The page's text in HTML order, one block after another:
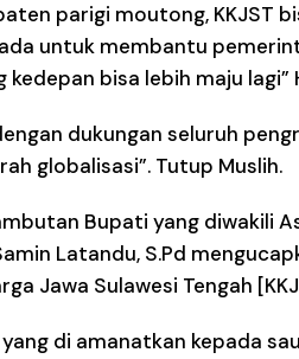
parigi moutong, KKJST
untuk membantu
bisa lebih maju lagi”
dukungan seluruh
globalisasi”. Tutup Muslih.
Bupati yang diwakili
Latandu, S.Pd
Jawa Sulawesi Tengah
di amanatkan kepada